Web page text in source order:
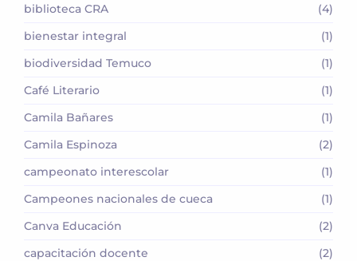
biblioteca CRA
(4)
bienestar integral
(1)
biodiversidad Temuco
(1)
Café Literario
(1)
Camila Bañares
(1)
Camila Espinoza
(2)
campeonato interescolar
(1)
Campeones nacionales de cueca
(1)
Canva Educación
(2)
capacitación docente
(2)